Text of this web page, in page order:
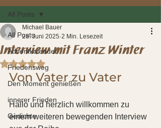
All Posts
Adventkalender
Friedensweg
Den Moment genießen
innerer Frieden
Gedichte
All Posts
Interview mit Franz Winter
Michael Bauer
28. Juni 2025 2 Min. Lesezeit
Mit NaN von 5 Sternen bewertet.
Von Vater zu Vater
Hallo und herzlich willkommen zu
einem weiteren bewegenden Interview